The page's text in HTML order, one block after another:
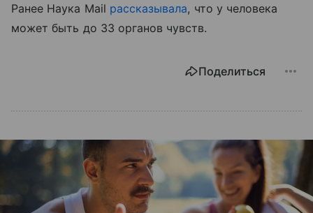
Ранее Наука Mail рассказывала, что у человека
может быть до 33 органов чувств.
Поделиться